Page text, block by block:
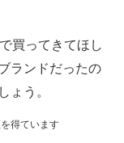
買ってきてほし
ランドだったの
ょう。
得ています